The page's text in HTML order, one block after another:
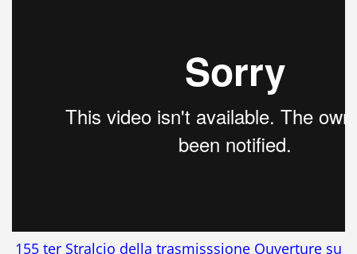
155 ter Stralcio della trasmisssione Ouverture su